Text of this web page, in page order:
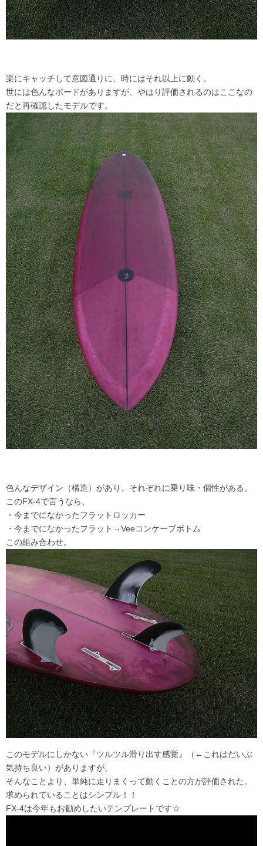
楽にキャッチして意図通りに、時にはそれ以上に動く。
世には色んなボードがありますが、やはり評価されるのはここなの
だと再確認したモデルです。
色んなデザイン（構造）があり、それぞれに乗り味・個性がある。
このFX-4で言うなら、
・今までになかったフラットロッカー
・今までになかったフラット→Veeコンケーブボトム
この組み合わせ。
このモデルにしかない『ツルツル滑り出す感覚』（←これはだいぶ
気持ち良い）がありますが、
そんなことより、単純に走りまくって動くことの方が評価された。
求められていることはシンプル！！
FX-4は今年もお勧めしたいテンプレートです☆